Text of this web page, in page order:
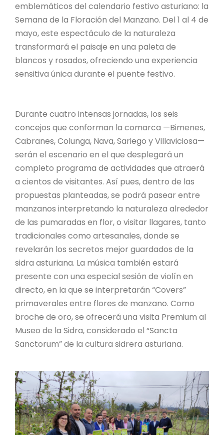
emblemáticos del calendario festivo asturiano: la
Semana de la Floración del Manzano. Del 1 al 4 de
mayo, este espectáculo de la naturaleza
transformará el paisaje en una paleta de
blancos y rosados, ofreciendo una experiencia
sensitiva única durante el puente festivo.
Durante cuatro intensas jornadas, los seis
concejos que conforman la comarca —Bimenes,
Cabranes, Colunga, Nava, Sariego y Villaviciosa—
serán el escenario en el que desplegará un
completo programa de actividades que atraerá
a cientos de visitantes. Así pues, dentro de las
propuestas planteadas, se podrá pasear entre
manzanos interpretando la naturaleza alrededor
de las pumaradas en flor, o visitar llagares, tanto
tradicionales como artesanales, donde se
revelarán los secretos mejor guardados de la
sidra asturiana. La música también estará
presente con una especial sesión de violín en
directo, en la que se interpretarán “Covers”
primaverales entre flores de manzano. Como
broche de oro, se ofrecerá una visita Premium al
Museo de la Sidra, considerado el “Sancta
Sanctorum” de la cultura sidrera asturiana.